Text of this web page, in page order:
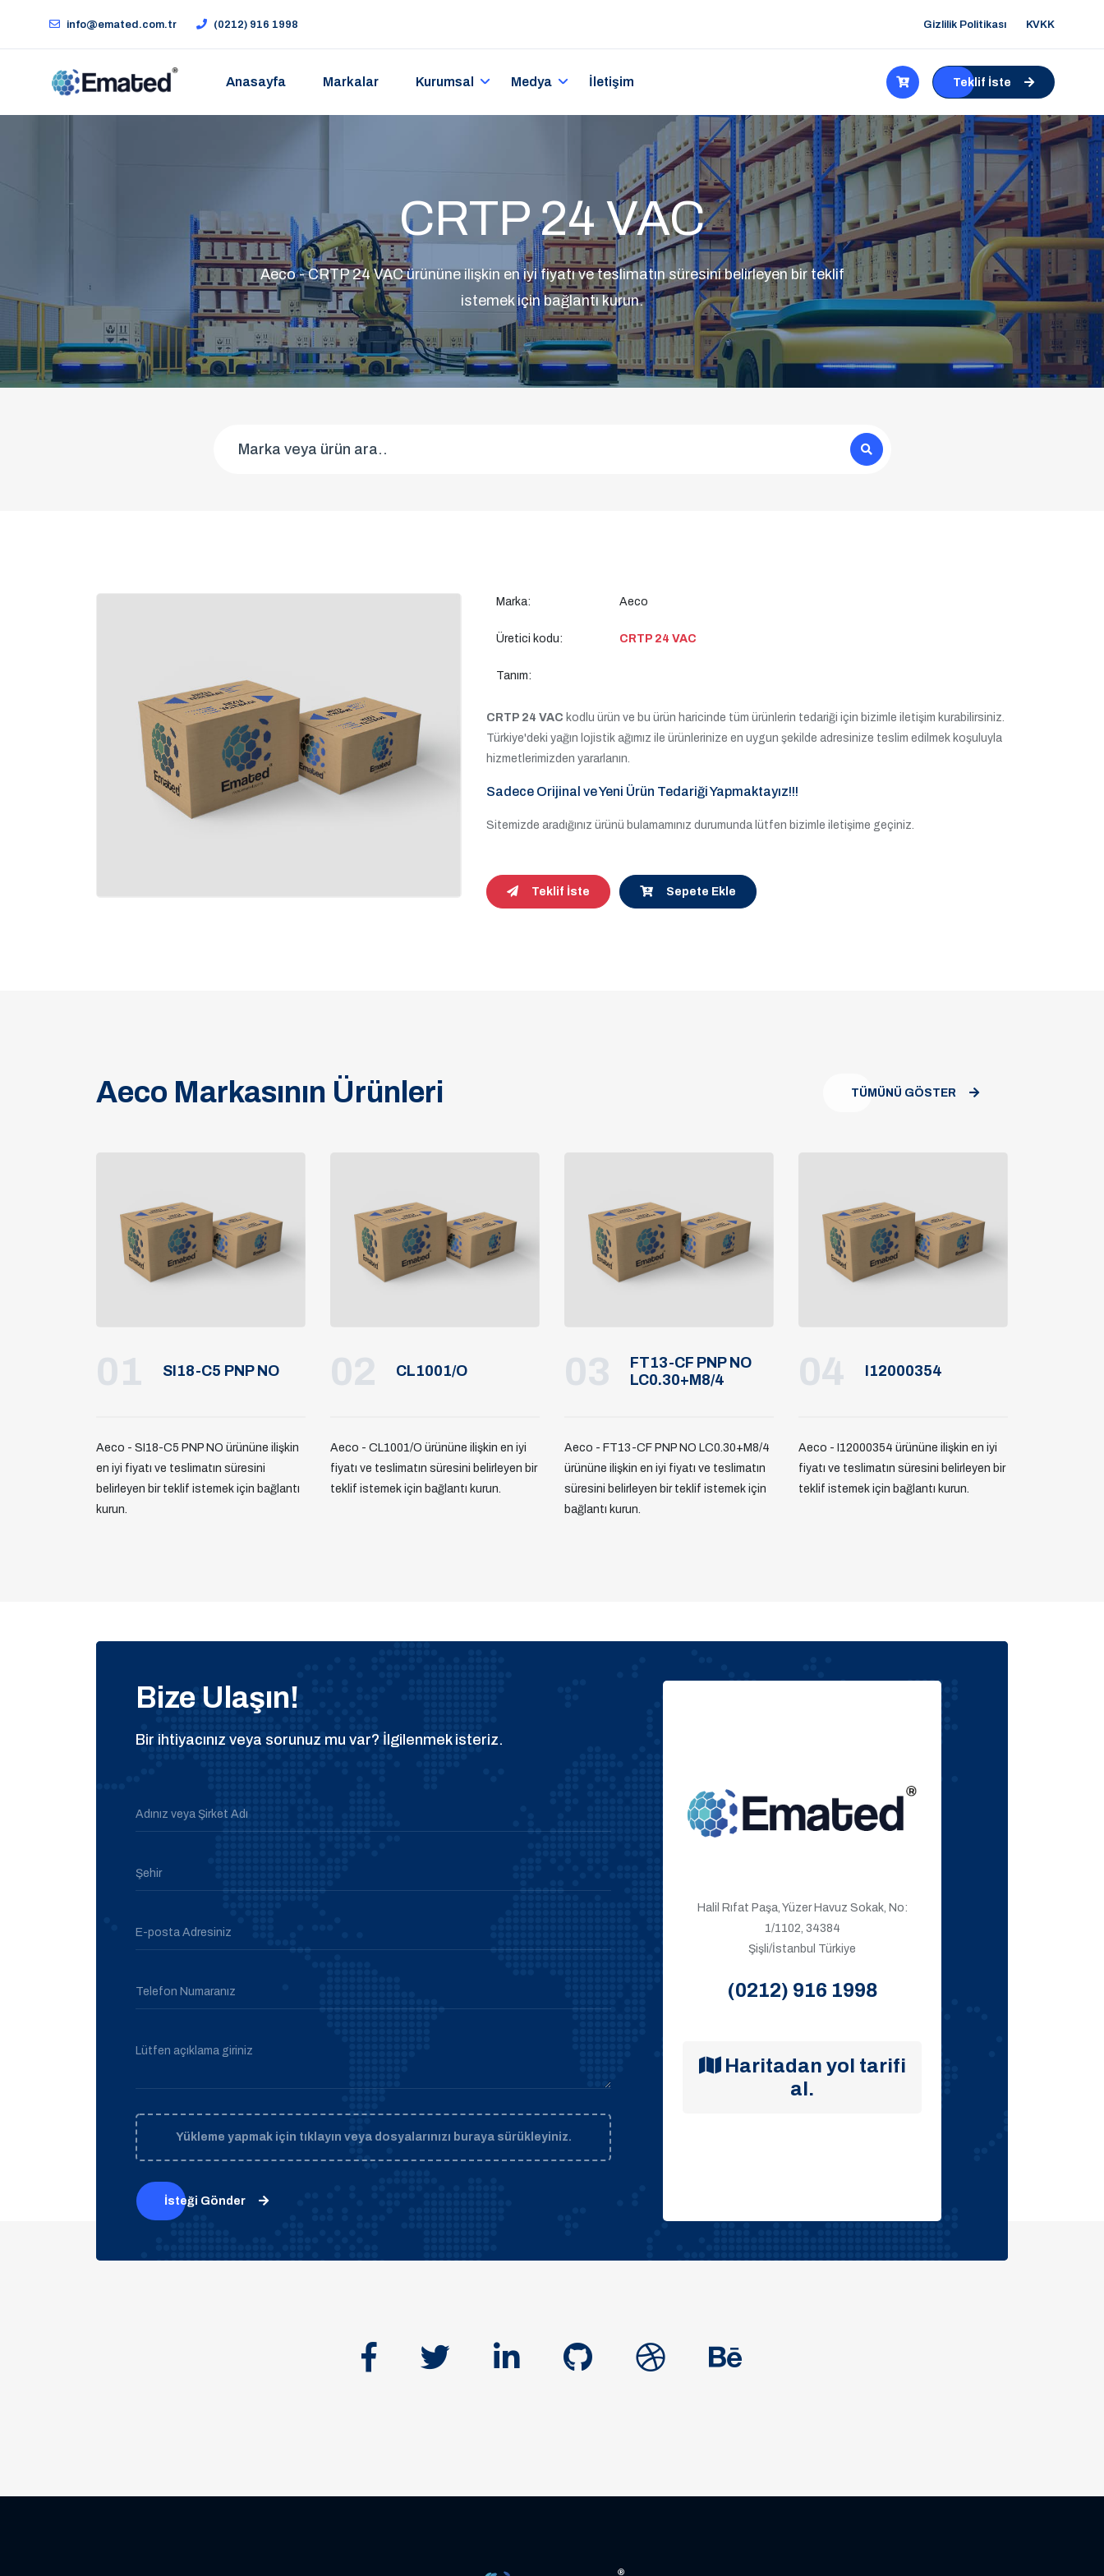
info@emated.com.tr (0212) 916 1998 Gizlilik Politikası KVKK
Anasayfa Markalar Kurumsal Medya İletişim Teklif İste
CRTP 24 VAC
Aeco - CRTP 24 VAC ürününe ilişkin en iyi fiyatı ve teslimatın süresini belirleyen bir teklif
istemek için bağlantı kurun.
Marka: Aeco
Üretici kodu: CRTP 24 VAC
Tanım:
CRTP 24 VAC kodlu ürün ve bu ürün haricinde tüm ürünlerin tedariği için bizimle iletişim kurabilirsiniz.
Türkiye'deki yağın lojistik ağımız ile ürünlerinize en uygun şekilde adresinize teslim edilmek koşuluyla
hizmetlerimizden yararlanın.
Sadece Orijinal ve Yeni Ürün Tedariği Yapmaktayız!!!
Sitemizde aradığınız ürünü bulamamınız durumunda lütfen bizimle iletişime geçiniz.
Teklif İste Sepete Ekle
Aeco Markasının Ürünleri TÜMÜNÜ GÖSTER
01 SI18-C5 PNP NO
Aeco - SI18-C5 PNP NO ürününe ilişkin
en iyi fiyatı ve teslimatın süresini
belirleyen bir teklif istemek için bağlantı
kurun.
02 CL1001/O
Aeco - CL1001/O ürününe ilişkin en iyi
fiyatı ve teslimatın süresini belirleyen bir
teklif istemek için bağlantı kurun.
03
FT13-CF PNP NO
LC0.30+M8/4
Aeco - FT13-CF PNP NO LC0.30+M8/4
ürününe ilişkin en iyi fiyatı ve teslimatın
süresini belirleyen bir teklif istemek için
bağlantı kurun.
04 I12000354
Aeco - I12000354 ürününe ilişkin en iyi
fiyatı ve teslimatın süresini belirleyen bir
teklif istemek için bağlantı kurun.
Bize Ulaşın!
Bir ihtiyacınız veya sorunuz mu var? İlgilenmek isteriz.
Adınız veya Şirket Adı
Şehir
E-posta Adresiniz
Telefon Numaranız
Lütfen açıklama giriniz
Yükleme yapmak için tıklayın veya dosyalarınızı buraya sürükleyiniz.
İsteği Gönder
Halil Rıfat Paşa, Yüzer Havuz Sokak, No:
1/1102, 34384
Şişli/İstanbul Türkiye
(0212) 916 1998
Haritadan yol tarifi
al.